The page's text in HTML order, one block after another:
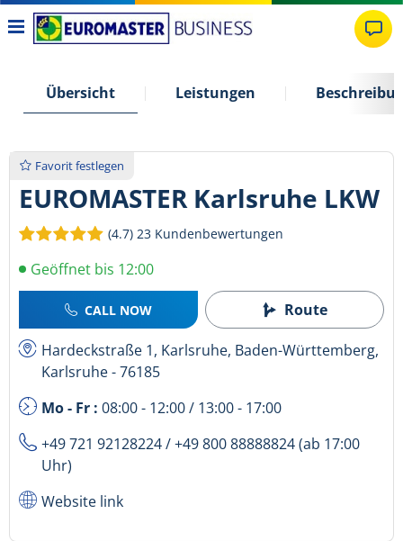
Übersicht Leistungen
Favorit festlegen
EUROMASTER Karlsruhe LKW
(4.7) 23 Kundenbewertungen
Geöffnet bis 12:00
CALL NOW Route
Hardeckstraße 1, Karlsruhe, Baden-Württemberg,
Karlsruhe - 76185
Mo - Fr : 08:00 - 12:00 / 13:00 - 17:00
+49 721 92128224/ +49 800 88888824 (ab 17:00
Uhr)
Website link